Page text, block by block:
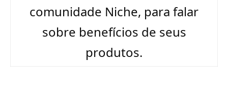
comunidade Niche, para falar
sobre benefícios de seus
produtos.